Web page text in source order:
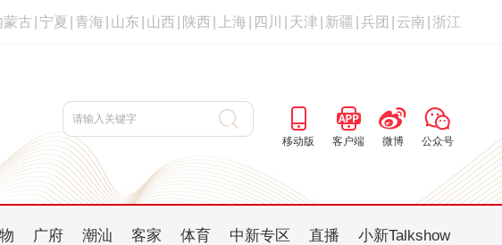
蒙古 宁夏 青海 山东 山西 陕西 上海 四川 天津 新疆 兵团 云南 浙江
移动版 客户端 微博 公众号
广府 潮汕 客家 体育 中新专区 直播 小新Talkshow